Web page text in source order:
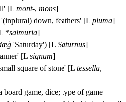
[L mont-, mons]
'(inplural) down, feathers' [L pluma]
*salmuria]
'Saturday') [L Saturnus]
[L signum]
square of stone' [L tessella,
board game, dice; type of game